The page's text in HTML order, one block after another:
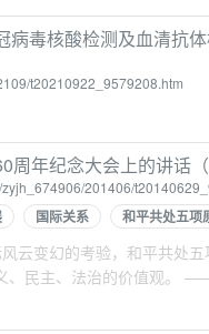
病毒核酸检测及血清抗
t20210922_9579208.htm
周年纪念大会上的讲话
201406/
国际关系 和平共处五项
云变幻的考验，和平共处
、民主、法治的价值观。